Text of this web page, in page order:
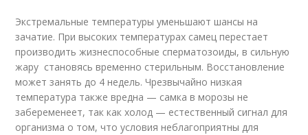
Экстремальные температуры уменьшают шансы на
зачатие. При высоких температурах самец перестает
производить жизнеспособные сперматозоиды, в сильную
жару становясь временно стерильным. Восстановление
может занять до 4 недель. Чрезвычайно низкая
температура также вредна — самка в морозы не
забеременеет, так как холод — естественный сигнал для
организма о том, что условия неблагоприятны для